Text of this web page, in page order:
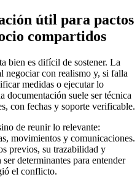
útil para pactos
compartidos
bien es difícil de sostener. La
negociar con realismo y, si falla
medidas o ejecutar lo
documentación suele ser técnica
con fechas y soporte verificable.
de reunir lo relevante:
movimientos y comunicaciones.
previos, su trazabilidad y
determinantes para entender
el conflicto.